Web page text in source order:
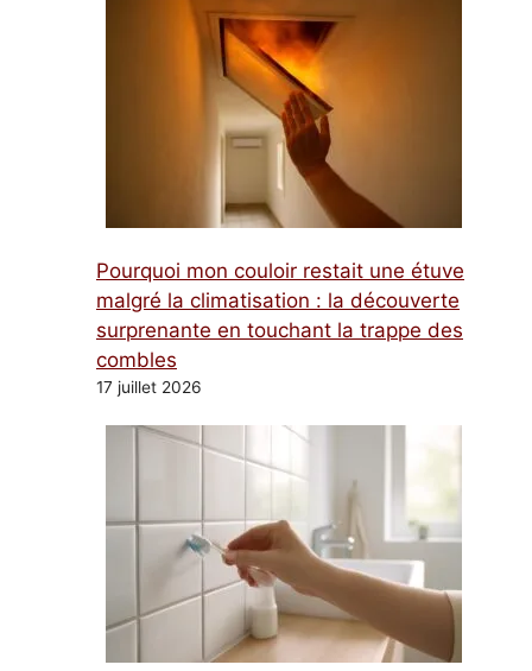
Pourquoi mon couloir restait une étuve
malgré la climatisation : la découverte
surprenante en touchant la trappe des
combles
17 juillet 2026